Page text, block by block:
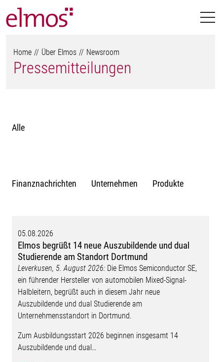
Home Über Elmos Newsroom
Pressemitteilungen
Alle
Finanznachrichten Unternehmen Produkte
05.08.2026
Elmos begrüßt 14 neue Auszubildende und dual
Studierende am Standort Dortmund
Leverkusen, 5. August 2026: Die Elmos Semiconductor SE,
ein führender Hersteller von automobilen Mixed-Signal-
Halbleitern, begrüßt auch in diesem Jahr neue
Auszubildende und dual Studierende am
Unternehmensstandort in Dortmund.
Zum Ausbildungsstart 2026 beginnen insgesamt 14
Auszubildende und dual…